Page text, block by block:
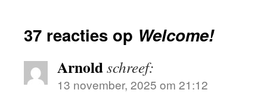
37 reacties op Welcome!
Arnoldschreef:
13 november, 2025 om 21:12